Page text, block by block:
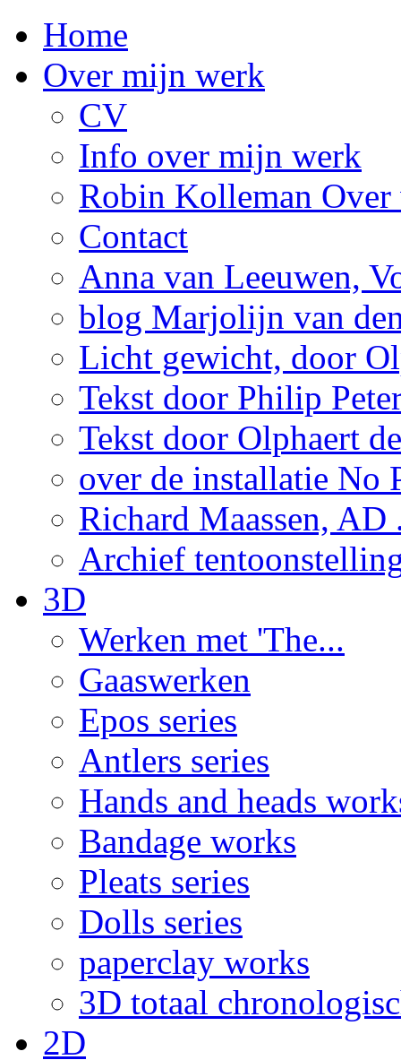
Home
Over mijn werk
CV
Info over mijn werk
Robin Kolleman
Contact
Anna van Leeuwen,
blog Marjolijn van
Licht gewicht, door
Tekst door Philip
Tekst door Olphaert
over de installatie No
Richard Maassen, AD
Archief
3D
Werken met 'The...
Gaaswerken
Epos series
Antlers series
Hands and heads
Bandage works
Pleats series
Dolls series
paperclay works
3D totaal
2D